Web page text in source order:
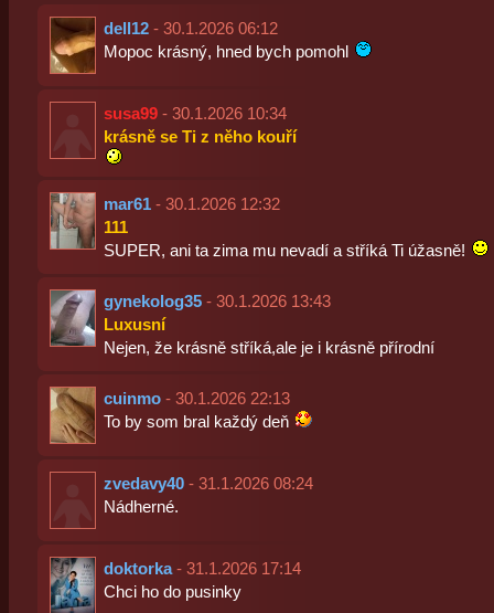
dell12- 30.1.2026 06:12
Mopoc krásný, hned bych pomohl
susa99- 30.1.2026 10:34
krásně se Ti z něho kouří
mar61- 30.1.2026 12:32
111
SUPER, ani ta zima mu nevadí a stříká Ti úžasně!
gynekolog35- 30.1.2026 13:43
Luxusní
Nejen, že krásně stříká,ale je i krásně přírodní
cuinmo- 30.1.2026 22:13
To by som bral každý deň
zvedavy40- 31.1.2026 08:24
Nádherné.
doktorka- 31.1.2026 17:14
Chci ho do pusinky